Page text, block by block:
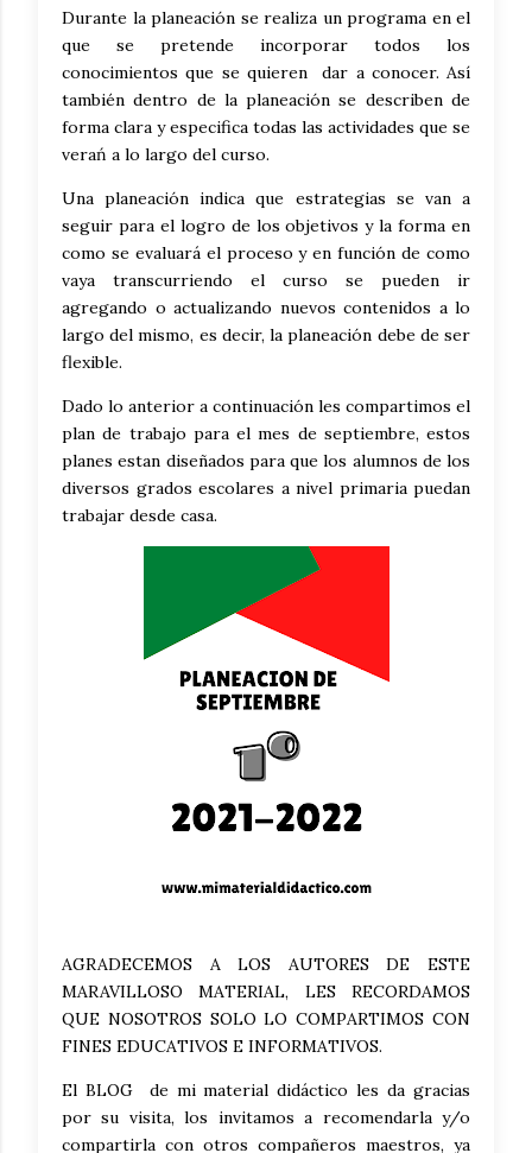
Durante la planeación se realiza un programa en el
que se pretende incorporar todos los
conocimientos que se quieren dar a conocer. Así
también dentro de la planeación se describen de
forma clara y especifica todas las actividades que se
verań a lo largo del curso.
Una planeación indica que estrategias se van a
seguir para el logro de los objetivos y la forma en
como se evaluará el proceso y en función de como
vaya transcurriendo el curso se pueden ir
agregando o actualizando nuevos contenidos a lo
largo del mismo, es decir, la planeación debe de ser
flexible.
Dado lo anterior a continuación les compartimos el
plan de trabajo para el mes de septiembre, estos
planes estan diseñados para que los alumnos de los
diversos grados escolares a nivel primaria puedan
trabajar desde casa.
AGRADECEMOS A LOS AUTORES DE ESTE
MARAVILLOSO MATERIAL, LES RECORDAMOS
QUE NOSOTROS SOLO LO COMPARTIMOS CON
FINES EDUCATIVOS E INFORMATIVOS.
El BLOG de mi material didáctico les da gracias
por su visita, los invitamos a recomendarla y/o
compartirla con otros compañeros maestros, ya